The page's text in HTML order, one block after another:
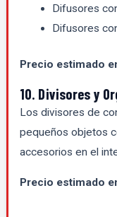
Difusores
Difusores
Precio estimado
10. Divisores y
Los divisores de
pequeños objetos
accesorios en el
Precio estimado